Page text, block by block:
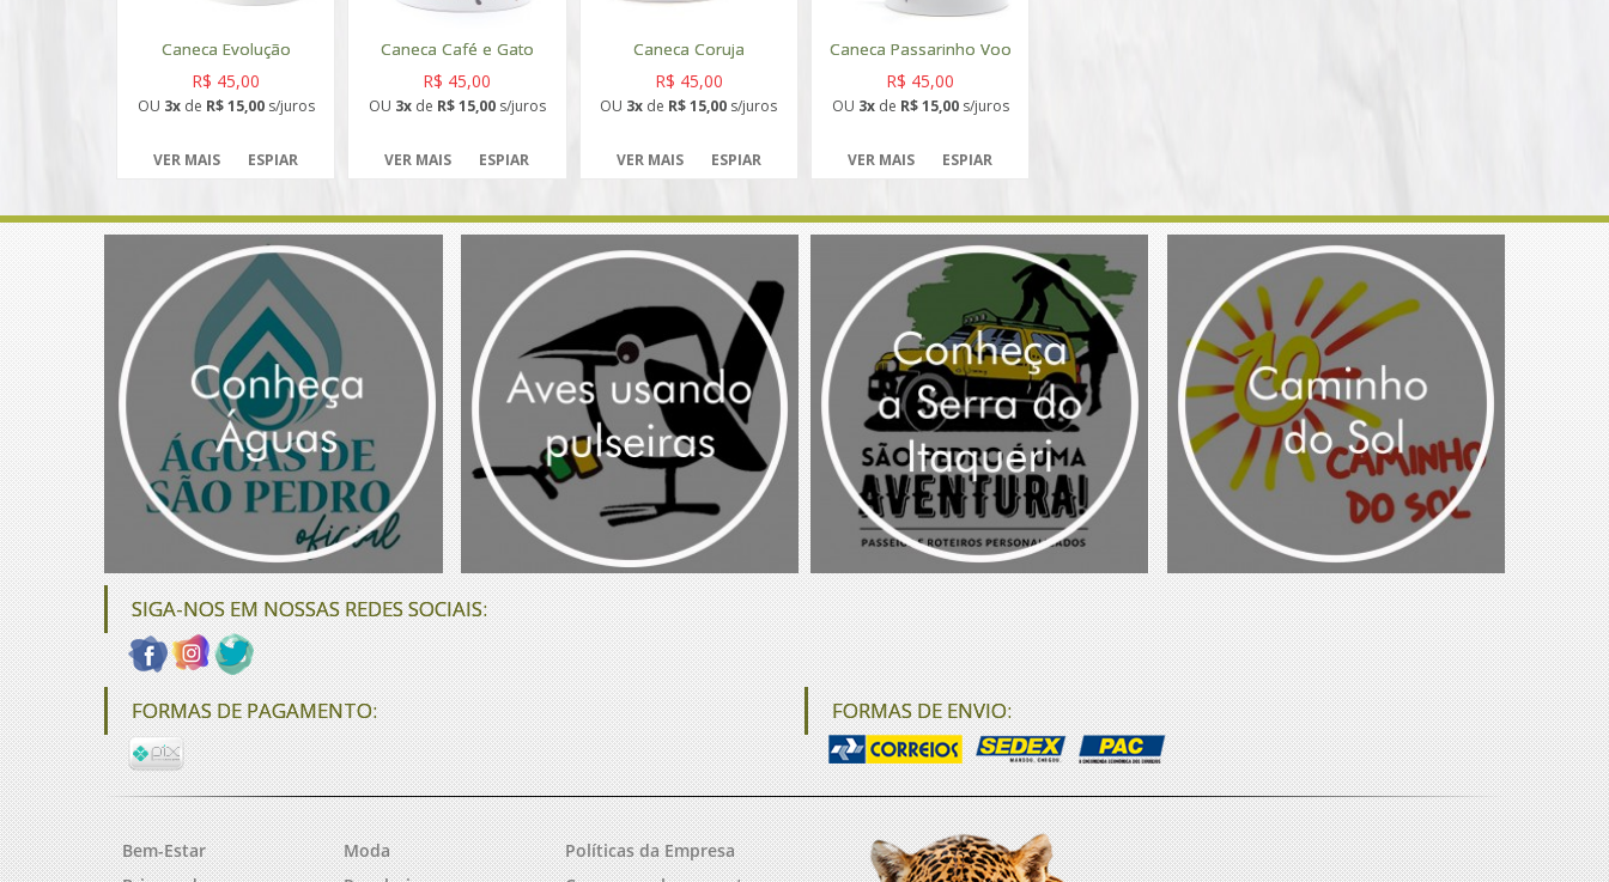
Caneca Evolução
R$ 45,00
OU 3xde R$ 15,00s/juros
VER MAIS ESPIAR
Caneca Café e Gato
R$ 45,00
OU 3xde R$ 15,00s/juros
VER MAIS ESPIAR
Caneca Coruja
R$ 45,00
OU 3x de R$ 15,00 s/juros
VER MAIS ESPIAR
Caneca Passarinho Voo
R$ 45,00
OU 3xde R$ 15,00s/juros
VER MAIS ESPIAR
SIGA-NOS EM NOSSAS REDES SOCIAIS:
FORMAS DE PAGAMENTO: FORMAS DE ENVIO:
Bem-Estar
Moda
Políticas da Empresa